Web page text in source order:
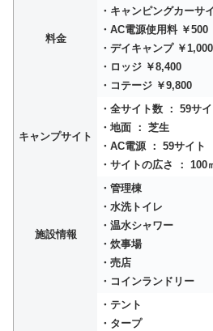
料金
・キャンピングカーサ
・AC電源使用料 ￥500
・デイキャンプ ￥1,000
・ロッジ ￥8,400
・コテージ ￥9,800
キャンプサイト
・全サイト数 ： 59サイ
・地面 ： 芝生
・AC電源 ： 59サイト
・サイトの広さ ： 100
施設情報
・管理棟
・水洗トイレ
・温水シャワー
・炊事場
・売店
・コインランドリー
・テント
・タープ